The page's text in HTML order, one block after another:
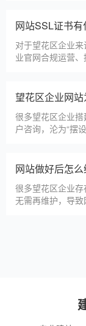
门店有营业时间限
白天咨询、深夜了
网站SSL证书有
对于望花区企业
业官网合规运营
天详细解读SSL证
用。首先，SSL
望花区企业网
很多望花区企业
户咨询，沦为“摆
通过合理的优化，
客，提升线上竞争
网站做好后怎么
很多望花区企业
无需再维护，导
也是契合百度优